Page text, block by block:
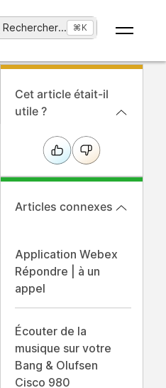
Rechercher... ⌘K
Cet article était-il
utile ?
Articles connexes
Application Webex
Répondre | à un
appel
Écouter de la
musique sur votre
Bang & Olufsen
Cisco 980